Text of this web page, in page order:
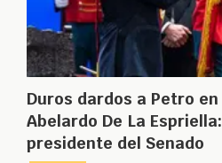
Duros dardos a Petro
Abelardo De La
presidente del Senado